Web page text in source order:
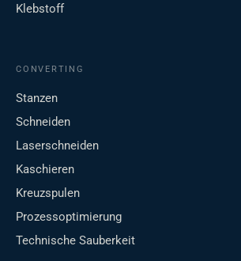
Klebstoff
CONVERTING
Stanzen
Schneiden
Laserschneiden
Kaschieren
Kreuzspulen
Prozessoptimierung
Technische Sauberkeit